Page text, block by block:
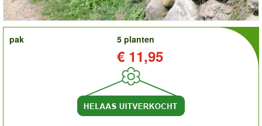
order
pak
5 planten
€ 11,95